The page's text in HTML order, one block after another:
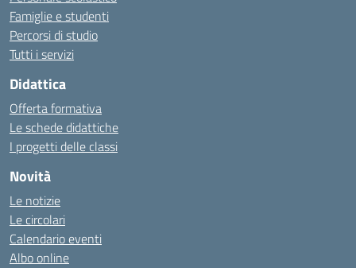
Famiglie e studenti
Percorsi di studio
Tutti i servizi
Didattica
Offerta formativa
Le schede didattiche
I progetti delle classi
Novità
Le notizie
Le circolari
Calendario eventi
Albo online